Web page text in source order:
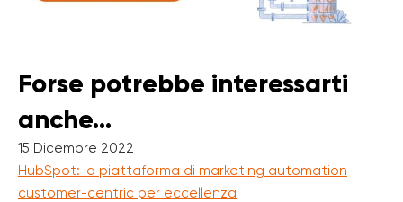
Forse potrebbe interessarti
anche...
15 Dicembre 2022
HubSpot: la piattaforma di marketing automation
customer-centric per eccellenza